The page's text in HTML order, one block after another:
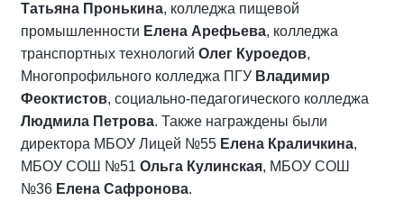
Татьяна Пронькина, колледжа пищевой
промышленности Елена Арефьева, колледжа
транспортных технологий Олег Куроедов,
Многопрофильного колледжа ПГУ Владимир
Феоктистов, социально-педагогического колледжа
Людмила Петрова. Также награждены были
директора МБОУ Лицей №55 Елена Краличкина,
МБОУ СОШ №51 Ольга Кулинская, МБОУ СОШ
№36 Елена Сафронова.